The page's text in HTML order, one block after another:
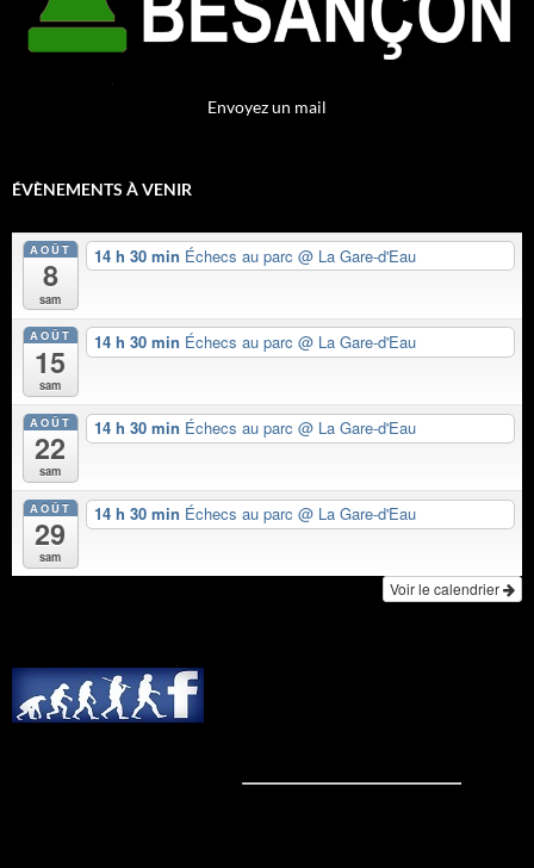
Envoyez un mail
ÉVÈNEMENTS À VENIR
AOÛT
8
sam
14 h 30 min Échecs au parc @ La Gare-d'Eau
AOÛT
15
sam
14 h 30 min Échecs au parc @ La Gare-d'Eau
AOÛT
22
sam
14 h 30 min Échecs au parc @ La Gare-d'Eau
AOÛT
29
sam
14 h 30 min Échecs au parc @ La Gare-d'Eau
Voir le calendrier